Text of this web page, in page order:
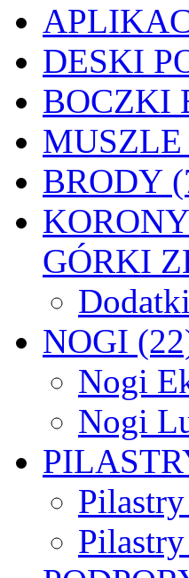
DESKI
BOCZKI
BRODY
GÓRKI
NOGI
Nogi
Nogi